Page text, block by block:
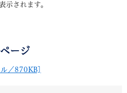
示されます。
ージ
／870KB]